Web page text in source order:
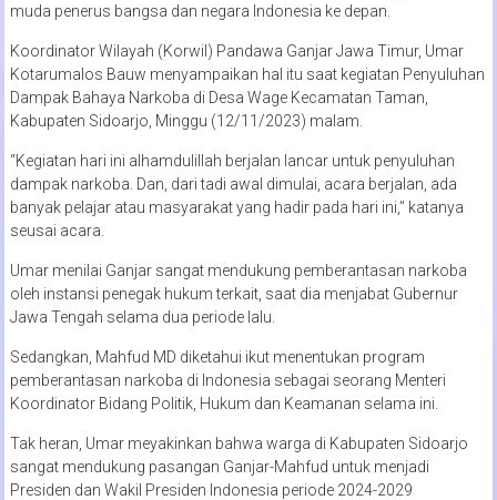
muda penerus bangsa dan negara Indonesia ke depan.
Koordinator Wilayah (Korwil) Pandawa Ganjar Jawa Timur, Umar
Kotarumalos Bauw menyampaikan hal itu saat kegiatan Penyuluhan
Dampak Bahaya Narkoba di Desa Wage Kecamatan Taman,
Kabupaten Sidoarjo, Minggu (12/11/2023) malam.
“Kegiatan hari ini alhamdulillah berjalan lancar untuk penyuluhan
dampak narkoba. Dan, dari tadi awal dimulai, acara berjalan, ada
banyak pelajar atau masyarakat yang hadir pada hari ini,” katanya
seusai acara.
Umar menilai Ganjar sangat mendukung pemberantasan narkoba
oleh instansi penegak hukum terkait, saat dia menjabat Gubernur
Jawa Tengah selama dua periode lalu.
Sedangkan, Mahfud MD diketahui ikut menentukan program
pemberantasan narkoba di Indonesia sebagai seorang Menteri
Koordinator Bidang Politik, Hukum dan Keamanan selama ini.
Tak heran, Umar meyakinkan bahwa warga di Kabupaten Sidoarjo
sangat mendukung pasangan Ganjar-Mahfud untuk menjadi
Presiden dan Wakil Presiden Indonesia periode 2024-2029